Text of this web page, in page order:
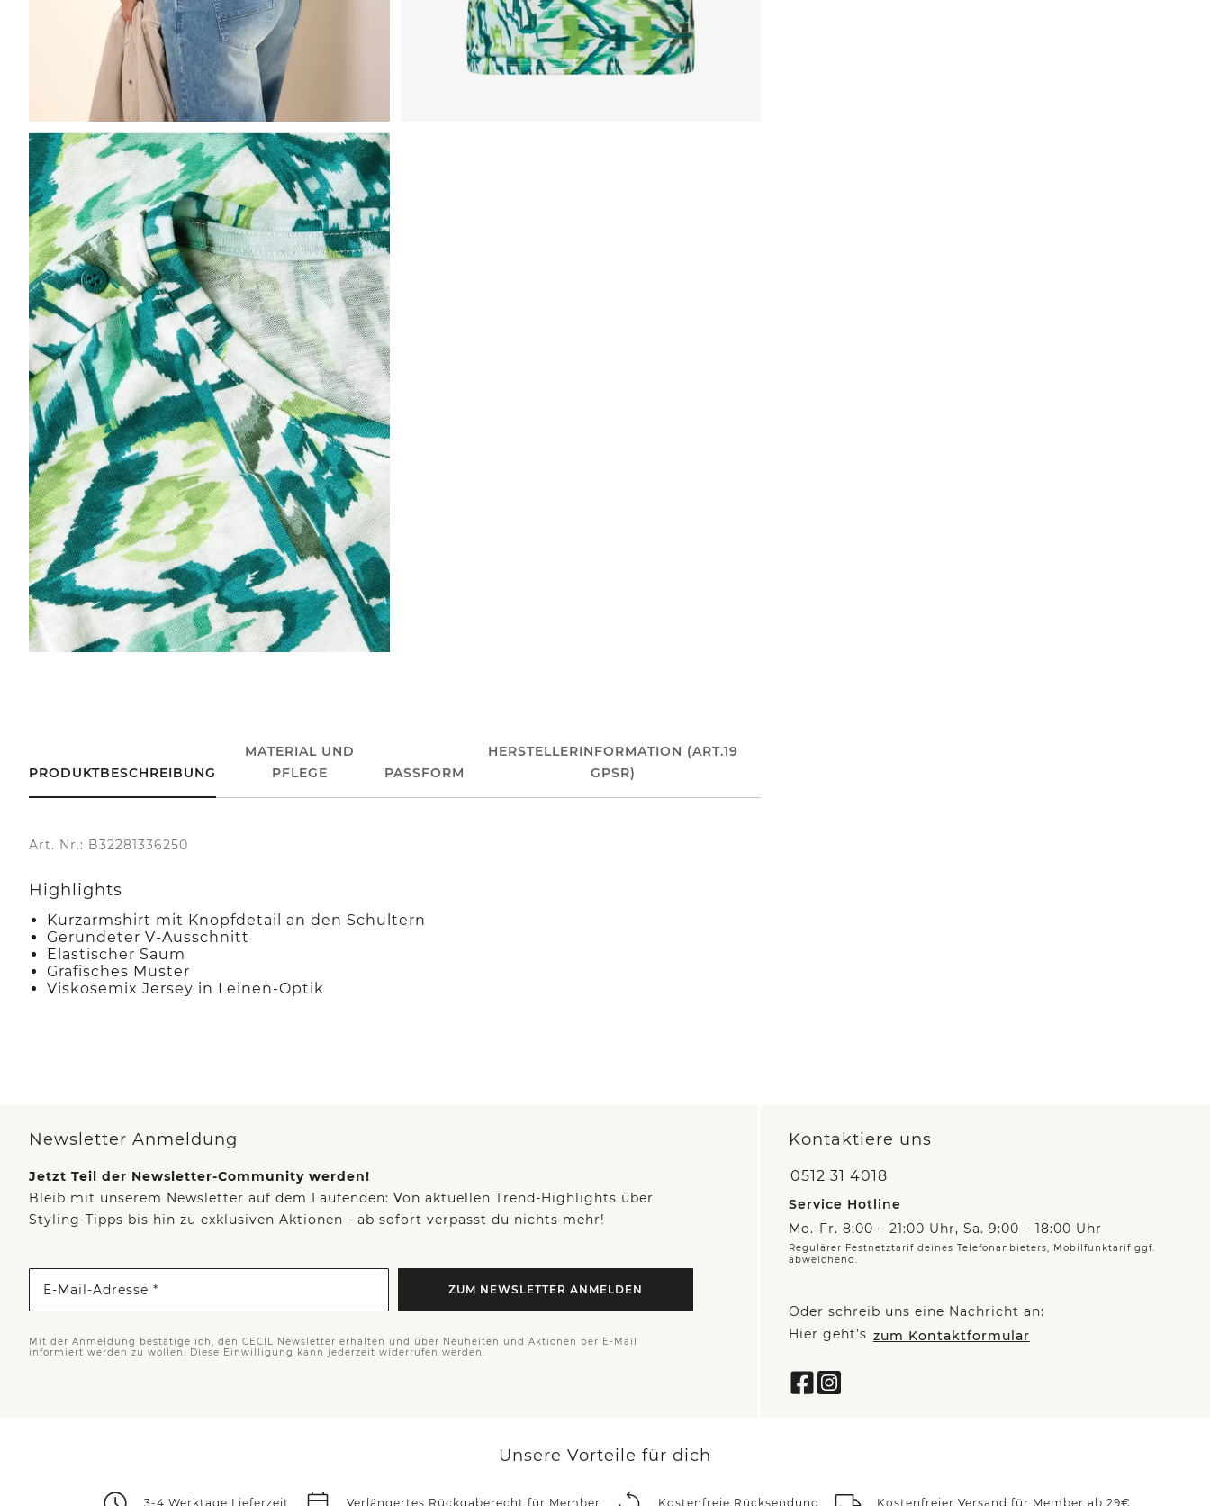
PRODUKTBESCHREIBUNG
MATERIAL UND
PFLEGE
PASSFORM
HERSTELLERINFORMATION (ART.19
GPSR)
Art. Nr.: B32281336250
Highlights
Kurzarmshirt mit Knopfdetail an den Schultern
Gerundeter V-Ausschnitt
Elastischer Saum
Grafisches Muster
Viskosemix Jersey in Leinen-Optik
Newsletter Anmeldung
Jetzt Teil der Newsletter-Community werden!
Bleib mit unserem Newsletter auf dem Laufenden: Von aktuellen Trend-Highlights über
Styling-Tipps bis hin zu exklusiven Aktionen - ab sofort verpasst du nichts mehr!
E-Mail-Adresse * ZUM NEWSLETTER ANMELDEN
Mit der Anmeldung bestätige ich, den CECIL Newsletter erhalten und über Neuheiten und Aktionen per E-Mail
informiert werden zu wollen. Diese Einwilligung kann jederzeit widerrufen werden.
Kontaktiere uns
0512 31 4018
Service Hotline
Mo.-Fr. 8:00 – 21:00 Uhr, Sa. 9:00 – 18:00 Uhr
Regulärer Festnetztarif deines Telefonanbieters, Mobilfunktarif ggf.
abweichend.
Oder schreib uns eine Nachricht an:
Hier geht’s zum Kontaktformular
Unsere Vorteile für dich
3-4 Werktage Lieferzeit Verlängertes Rückgaberecht für Member Kostenfreie Rücksendung Kostenfreier Versand für Member ab 29€